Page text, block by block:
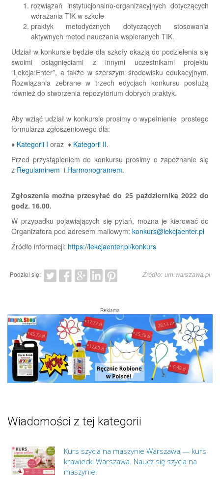
rozwiązań instytucjonalno-organizacyjnych dotyczących
wdrażania TIK w szkole
praktyk metodycznych dotyczących stosowania
aktywnych metod nauczania wspieranych TIK.
Udział w konkursie będzie dla szkoły okazją do podzielenia się
swoimi osiągnięciami z innymi uczestnikami projektu
“Lekcja:Enter”, a także w szerszym środowisku edukacyjnym.
Rozwiązania zebrane w trzech edycjach konkursu posłużą
również do stworzenia repozytorium dobrych praktyk.
Aby wziąć udział w konkursie prosimy o wypełnienie prostego
formularza zgłoszeniowego dla:
♦ Kategorii I oraz ♦ Kategorii II.
Przed przystąpieniem do konkursu prosimy o zapoznanie się
z Regulaminem i Harmonogramem.
Zgłoszenia można przesyłać do 25 października 2022 do
godz. 16.00.
W przypadku pojawiających się pytań, można je kierować do
Organizatora pod adresem mailowym: konkurs@lekcjaenter.pl
Źródło informacji: https://lekcjaenter.pl/konkurs
Podziel się: Źródło: um.warszawa.pl
Reklama
Wiadomości z tej kategorii
Kurs szycia na maszynie Warszawa — kurs
krawiecki Warszawa. Naucz się szycia na
maszynie!